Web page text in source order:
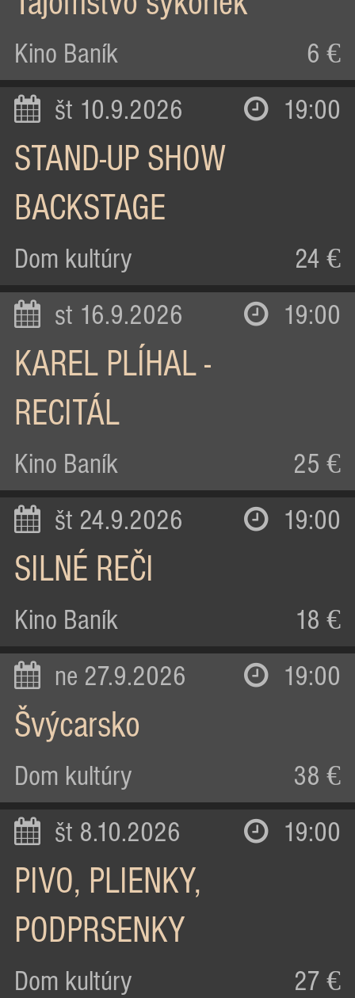
Kino Baník 6 €
št 10.9.2026 19:00
STAND-UP SHOW
BACKSTAGE
Dom kultúry 24 €
st 16.9.2026 19:00
KAREL PLÍHAL -
RECITÁL
Kino Baník 25 €
št 24.9.2026 19:00
SILNÉ REČI
Kino Baník 18 €
ne 27.9.2026 19:00
Švýcarsko
Dom kultúry 38 €
št 8.10.2026 19:00
PIVO, PLIENKY,
PODPRSENKY
Dom kultúry 27 €